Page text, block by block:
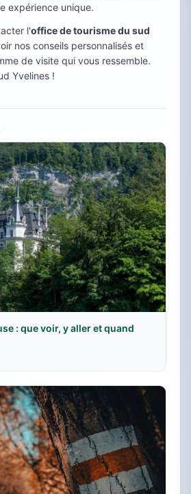
expérience unique.
l'office de tourisme du sud
nos conseils personnalisés et
de visite qui vous ressemble.
Yvelines !
: que voir, y aller et quand